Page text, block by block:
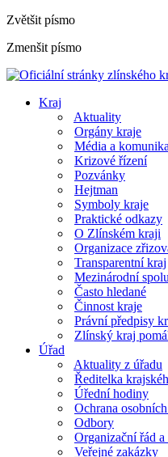
Zvětšit písmo
Zmenšit písmo
Kraj
Aktuality
Orgány kraje
Média a
Krizové řízení
Pozvánky
Hejtman
Symboly kraje
Praktické odkazy
O Zlínském kraji
Organizace
Transparentní kraj
Mezinárodní
Často hledané
Činnost kraje
Právní předpisy
Zlínský kraj
Úřad
Aktuality z úřadu
Ředitelka
Úřední hodiny
Ochrana
Odbory
Organizační řád a
Veřejné zakázky